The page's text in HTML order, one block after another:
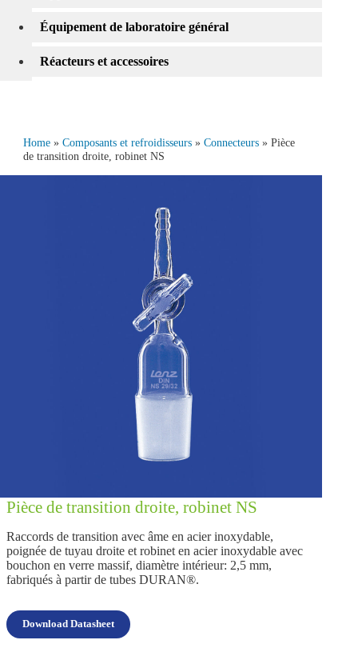
Home» Composants et refroidisseurs» Connecteurs» Pièce
de transition droite, robinet NS
Pièce de transition droite, robinet NS
Raccords de transition avec âme en acier inoxydable,
poignée de tuyau droite et robinet en acier inoxydable avec
bouchon en verre massif, diamètre intérieur: 2,5 mm,
fabriqués à partir de tubes DURAN®.
Download Datasheet
Équipement de laboratoire général
Réacteurs et accessoires